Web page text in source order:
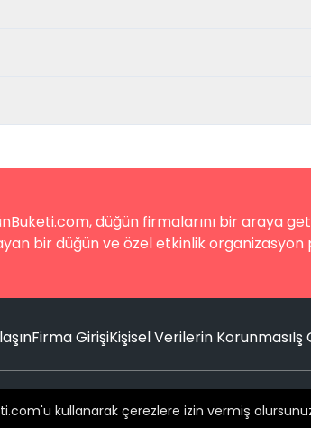
düğün firmalarını bir araya
bir düğün ve özel etkinlik organizasyon
Firma GirişiKişisel Verilerin Korunmasıİş
2026Tüm hakları saklıdır.
kullanarak çerezlere izin vermiş